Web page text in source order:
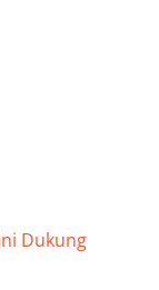
Dukung